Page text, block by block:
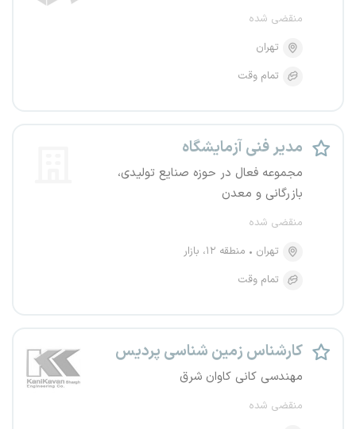
منقضی شده
تهران
تمام وقت
مدیر فنی آزمایشگاه
مجموعه فعال در حوزه صنایع تولیدی،
بازرگانی و معدن
منقضی شده
تهران
منطقه ۱۲، بازار
تمام وقت
کارشناس زمین شناسی پردیس
مهندسی کانی کاوان شرق
منقضی شده